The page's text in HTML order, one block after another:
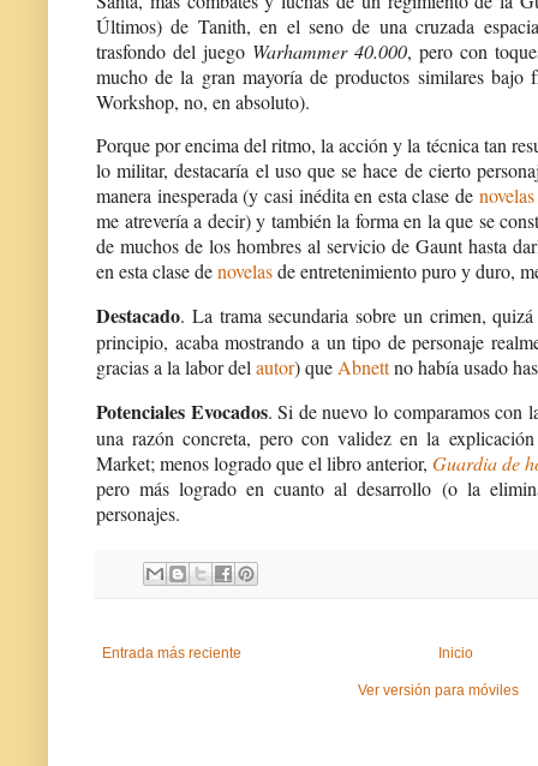
Últimos) de Tanith, en el seno de una cruzada
trasfondo del juego Warhammer 40.000, pero con
mucho de la gran mayoría de productos similares bajo
Workshop, no, en absoluto).
Porque por encima del ritmo, la acción y la técnica tan
lo militar, destacaría el uso que se hace de cierto
manera inesperada (y casi inédita en esta clase de novelas
me atrevería a decir) y también la forma en la que se
de muchos de los hombres al servicio de Gaunt hasta
en esta clase denovelasde entretenimiento puro y duro,
Destacado. La trama secundaria sobre un crimen,
principio, acaba mostrando a un tipo de personaje
gracias a la labor del autor) que Abnettno había usado
Potenciales Evocados. Si de nuevo lo comparamos con
una razón concreta, pero con validez en la
Market; menos logrado que el libro anterior, Guardia de
pero más logrado en cuanto al desarrollo (o la
personajes.
Entrada más reciente Inicio
Ver versión para móviles